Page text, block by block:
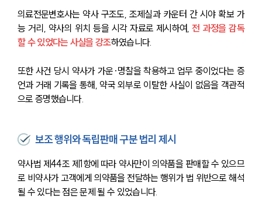
의료전문변호사는 약사 구조도, 조제실과 카운터 간 시야 확보 가
능 거리, 약사의 위치 등을 시각 자료로 제시하여, 전 과정을 감독
할 수 있었다는 사실을 강조하였습니다.
또한 사건 당시 약사가 가운·명찰을 착용하고 업무 중이었다는 증
언과 거래 기록을 통해, 약국 외부로 이탈한 사실이 없음을 객관적
으로 증명했습니다.
보조 행위와 독립판매 구분 법리 제시
약사법 제44조 제1항에 따라 약사만이 의약품을 판매할 수 있으므
로 비약사가 고객에게 의약품을 전달하는 행위가 법 위반으로 해석
될 수 있다는 점은 문제 될 수 있었습니다.